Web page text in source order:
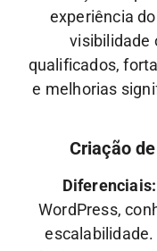
experiência
visibilidade
qualificados,
e melhorias
Criação
Diferenciais:
WordPress,